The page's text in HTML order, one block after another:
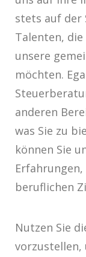
stets auf der
Talenten,
unsere
möchten.
anderen
was Sie zu
können Sie
beruflichen
Nutzen Sie
vorzustellen,